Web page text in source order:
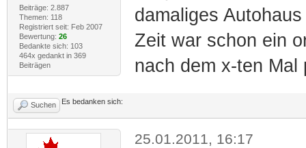
Beiträge: 2.887
Themen: 118
Registriert seit: Feb 2007
Bewertung: 26
Bedankte sich: 103
464x gedankt in 369
Beiträgen
damaliges
Zeit war schon ein
nach dem x-ten Mal
Suchen Es bedanken sich:
25.01.2011, 16:17